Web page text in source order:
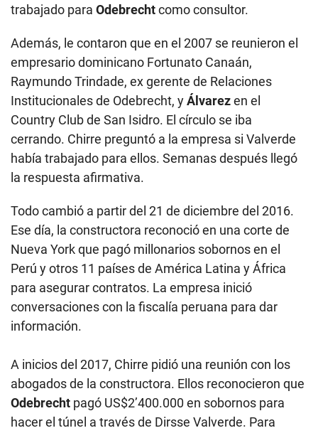
trabajado para Odebrechtcomo consultor.
Además, le contaron que en el 2007 se reunieron el
empresario dominicano Fortunato Canaán,
Raymundo Trindade, ex gerente de Relaciones
Institucionales de Odebrecht, yÁlvarezen el
Country Club de San Isidro. El círculo se iba
cerrando. Chirre preguntó a la empresa si Valverde
había trabajado para ellos. Semanas después llegó
la respuesta afirmativa.
Todo cambió a partir del 21 de diciembre del 2016.
Ese día, la constructora reconoció en una corte de
Nueva York que pagó millonarios sobornos en el
Perú y otros 11 países de América Latina y África
para asegurar contratos. La empresa inició
conversaciones con la fiscalía peruana para dar
información.
A inicios del 2017, Chirre pidió una reunión con los
abogados de la constructora. Ellos reconocieron que
Odebrecht pagó US$2’400.000 en sobornos para
hacer el túnel a través de Dirsse Valverde. Para